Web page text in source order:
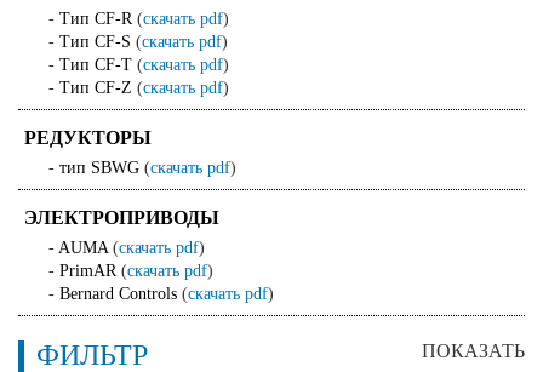
- Тип CF-R(скачать pdf)
- Тип CF-S (скачать pdf)
- Тип CF-T (скачать pdf)
- Тип CF-Z (скачать pdf)
РЕДУКТОРЫ
- тип SBWG (скачать pdf)
ЭЛЕКТРОПРИВОДЫ
- AUMA(скачать pdf)
- PrimAR(скачать pdf)
- Bernard Controls (скачать pdf)
ФИЛЬТР ПОКАЗАТЬ